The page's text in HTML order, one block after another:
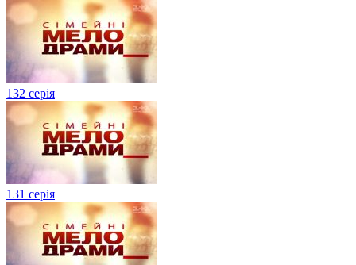
132 серія
131 серія